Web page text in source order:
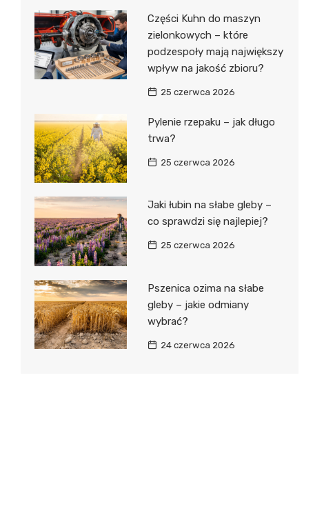
Części Kuhn do maszyn
zielonkowych – które
podzespoły mają największy
wpływ na jakość zbioru?
25 czerwca 2026
Pylenie rzepaku – jak długo
trwa?
25 czerwca 2026
Jaki łubin na słabe gleby –
co sprawdzi się najlepiej?
25 czerwca 2026
Pszenica ozima na słabe
gleby – jakie odmiany
wybrać?
24 czerwca 2026